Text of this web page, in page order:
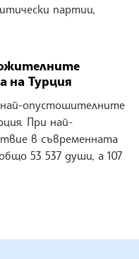
партии,
на Турция
опустошителните
При най-
в съвременната
53 537 души, а 107